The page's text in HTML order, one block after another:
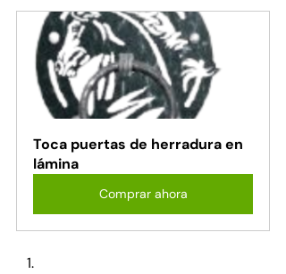
Toca puertas de herradura en
lámina
Comprar ahora